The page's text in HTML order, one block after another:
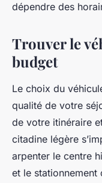
dépendre des
Trouver le
budget
Le choix du
qualité de votre
de votre itinéraire
citadine légère
arpenter le centre
et le stationnement